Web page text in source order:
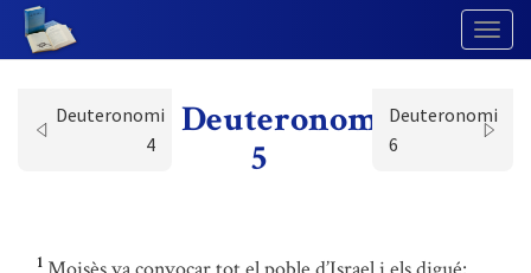
Deuteronomi
4
Deuteronomi
5
Deuteronomi
6
1